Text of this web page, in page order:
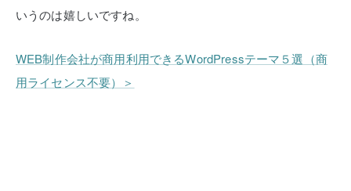
いうのは嬉しいですね。
WEB制作会社が商用利用できるWordPressテーマ５選（商
用ライセンス不要）＞